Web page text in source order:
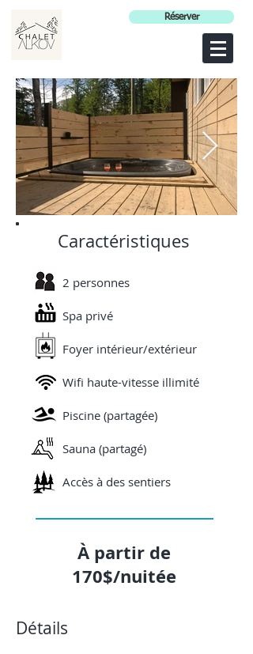
Réserver
Spa privéCaractéristiques
2 personnes
Spa privé
Foyer intérieur/extérieur
Wifi haute-vitesse illimité
Piscine (partagée)
Sauna (partagé)
Accès à des sentiers
À partir de
170$/nuitée
Détails